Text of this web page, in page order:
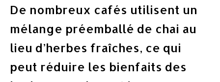
De nombreux cafés utilisent un
mélange préemballé de chai au
lieu d’herbes fraîches, ce qui
peut réduire les bienfaits des